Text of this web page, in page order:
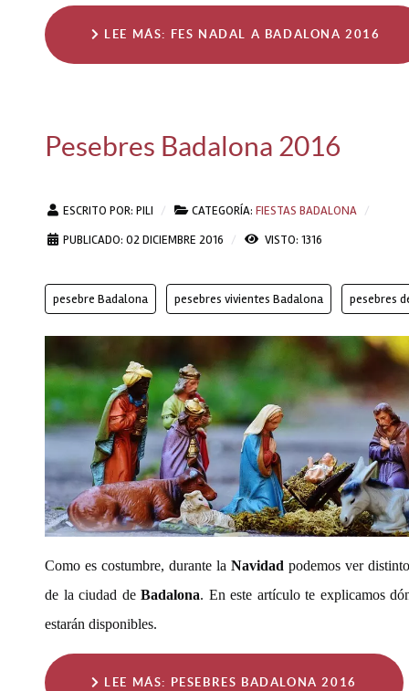
LEE MÁS: FES NADAL A BADALONA 2016
Pesebres Badalona 2016
ESCRITO POR: PILI CATEGORÍA: FIESTAS BADALONA
PUBLICADO: 02 DICIEMBRE 2016
VISTO: 1316
pesebre Badalona pesebres vivientes Badalona pesebres
Como es costumbre, durante la Navidad podemos ver
de la ciudad de Badalona. En este artículo te explicamos
estarán disponibles.
LEE MÁS: PESEBRES BADALONA 2016